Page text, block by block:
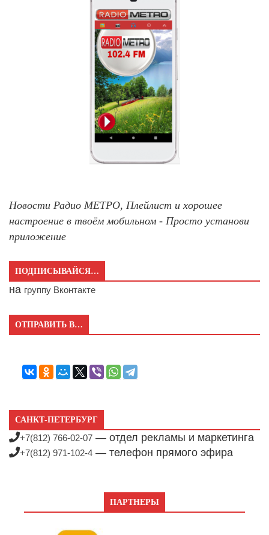
Новости Радио МЕТРО, Плейлист и хорошее
настроение в твоём мобильном - Просто установи
приложение
ПОДПИСЫВАЙСЯ…
на группу Вконтакте
ОТПРАВИТЬ В…
САНКТ-ПЕТЕРБУРГ
+7(812) 766-02-07 — отдел рекламы и маркетинга
+7(812) 971-102-4 — телефон прямого эфира
ПАРТНЕРЫ